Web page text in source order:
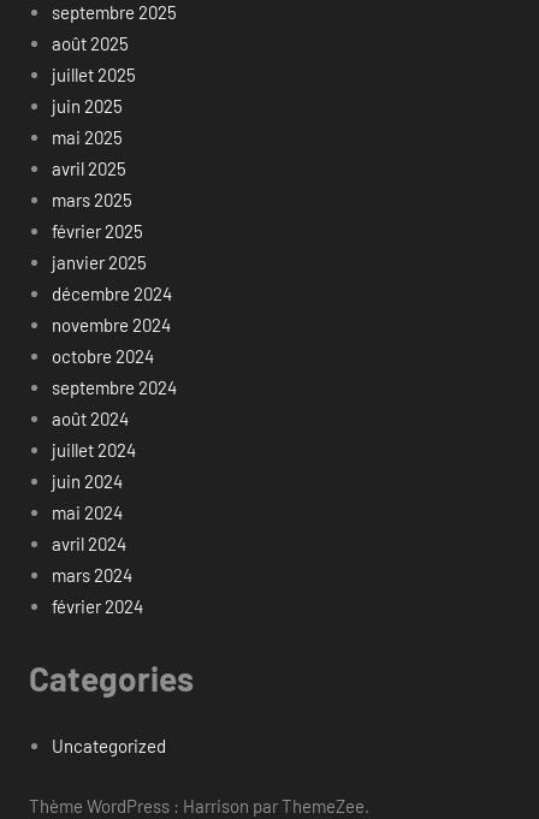
septembre 2025
août 2025
juillet 2025
juin 2025
mai 2025
avril 2025
mars 2025
février 2025
janvier 2025
décembre 2024
novembre 2024
octobre 2024
septembre 2024
août 2024
juillet 2024
juin 2024
mai 2024
avril 2024
mars 2024
février 2024
Categories
Uncategorized
Thème WordPress : Harrison par ThemeZee.